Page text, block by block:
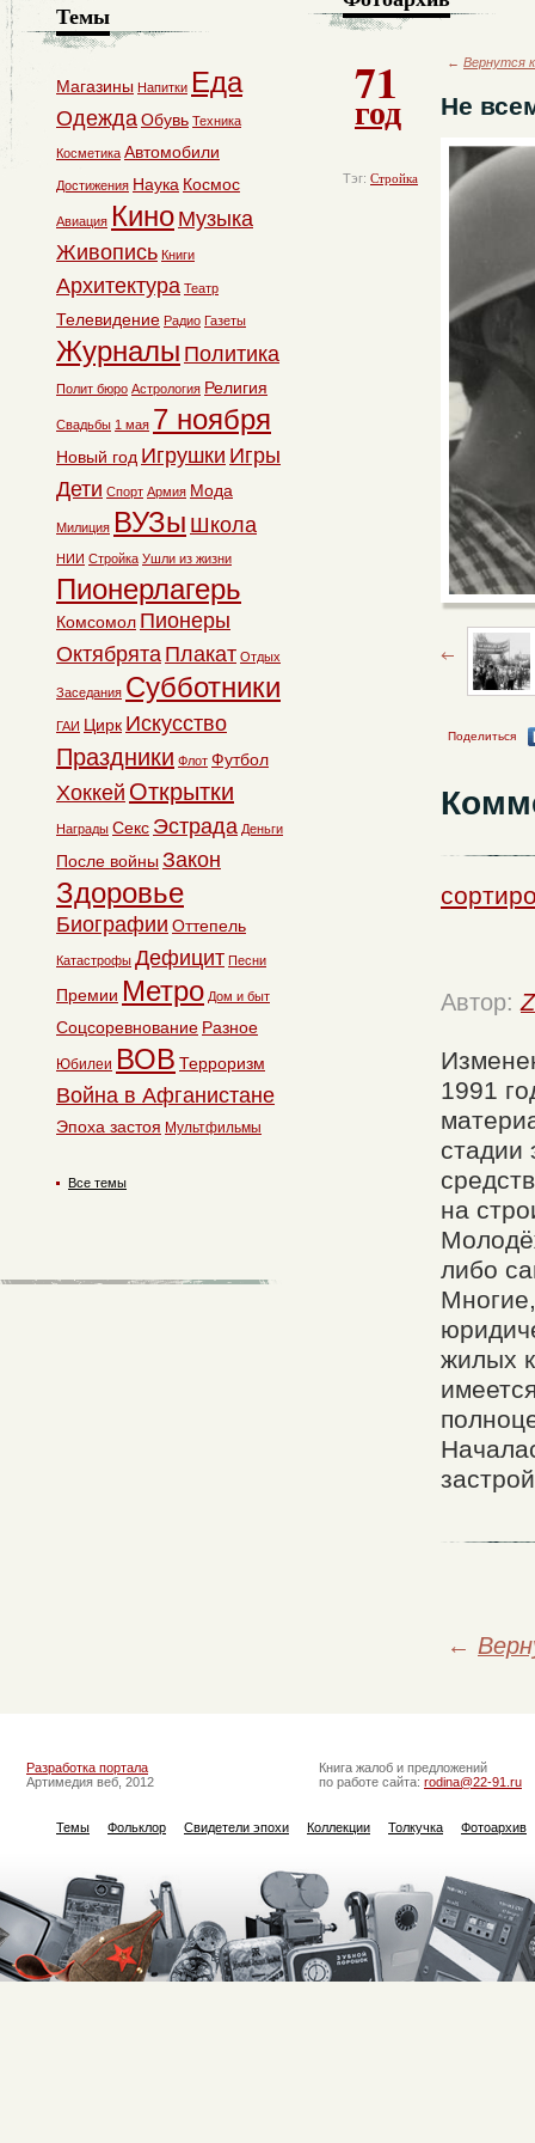
71
год
Тэг: Стройка
← Вернутся
Не
Поделиться
Автор:
1991
стадии
на
либо
жилых
←
Темы
Магазины Напитки Еда
ОдеждаОбувь Техника
Косметика Автомобили
Достижения Наука Космос
Авиация Кино Музыка
Живопись Книги
Архитектура Театр
Телевидение Радио Газеты
Журналы Политика
Полит бюро Астрология Религия
Свадьбы 1 мая 7 ноября
Новый год Игрушки Игры
Дети Спорт Армия Мода
Милиция ВУЗы Школа
НИИ Стройка Ушли из жизни
Пионерлагерь
Комсомол Пионеры
Октябрята Плакат Отдых
Заседания Субботники
ГАИ Цирк Искусство
Праздники Флот Футбол
Хоккей Открытки
Награды Секс Эстрада Деньги
После войны Закон
Здоровье
Биографии Оттепель
Катастрофы Дефицит Песни
Премии Метро Дом и быт
Соцсоревнование Разное
Юбилеи ВОВ Терроризм
Война в Афганистане
Эпоха застоя Мультфильмы
Все темы
Разработка портала
Артимедия веб, 2012
Книга жалоб и предложений
по работе сайта: rodina@22-91.ru
Темы Фольклор Свидетели эпохи Коллекции Толкучка Фотоархив